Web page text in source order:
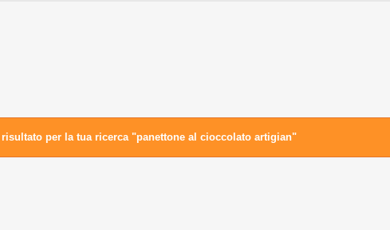
risultato per la tua ricerca "panettone al cioccolato artigian"